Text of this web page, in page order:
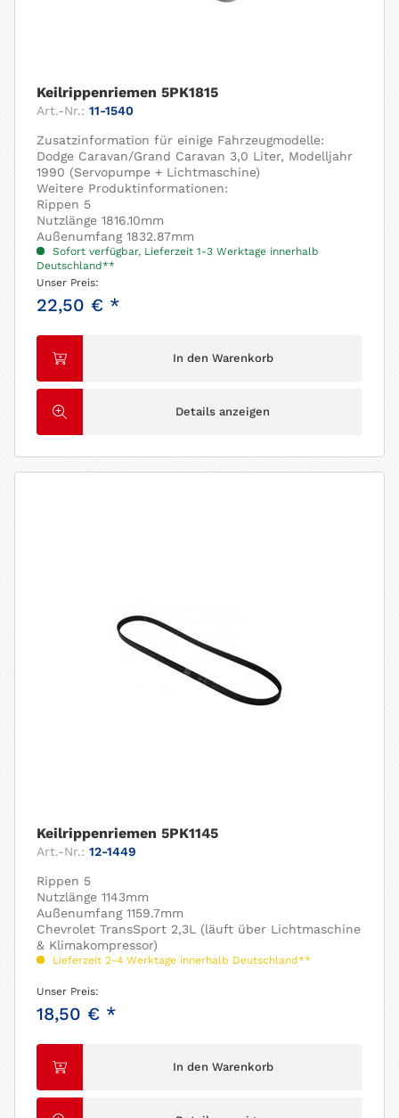
Keilrippenriemen 5PK1815
Art.-Nr.: 11-1540
Zusatzinformation für einige Fahrzeugmodelle:
Dodge Caravan/Grand Caravan 3,0 Liter, Modelljahr
1990 (Servopumpe + Lichtmaschine)
Weitere Produktinformationen:
Rippen 5
Nutzlänge 1816.10mm
Außenumfang 1832.87mm
Sofort verfügbar, Lieferzeit 1-3 Werktage innerhalb
Deutschland**
Unser Preis:
22,50 € *
In den Warenkorb
Details anzeigen
Keilrippenriemen 5PK1145
Art.-Nr.: 12-1449
Rippen 5
Nutzlänge 1143mm
Außenumfang 1159.7mm
Chevrolet TransSport 2,3L (läuft über Lichtmaschine
& Klimakompressor)
Lieferzeit 2-4 Werktage innerhalb Deutschland**
Unser Preis:
18,50 € *
In den Warenkorb